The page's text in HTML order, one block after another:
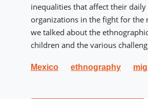
inequalities that affect their
organizations in the fight for the
we talked about the
children and the various
Mexico ethnography